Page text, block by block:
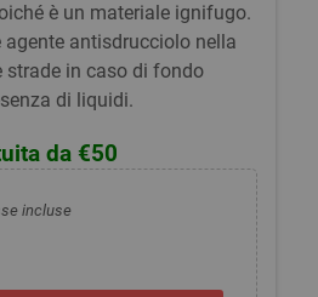
è un materiale ignifugo.
agente antisdrucciolo nella
strade in caso di fondo
di liquidi.
da €50
incluse